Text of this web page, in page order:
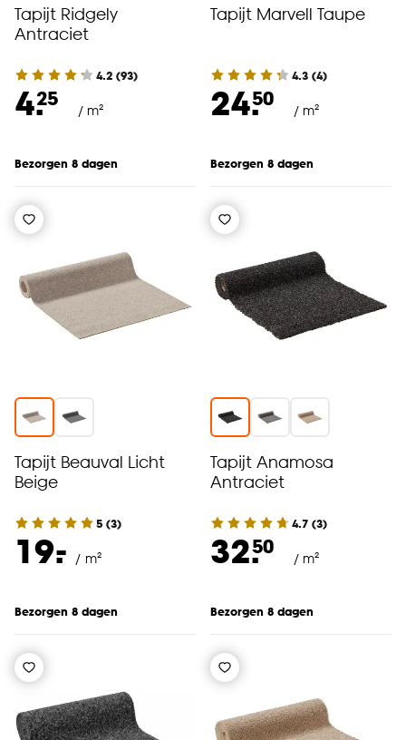
Tapijt Ridgely
Antraciet
4.2 (93)
4.25
/ m²
Bezorgen 8 dagen
Tapijt Marvell Taupe
4.3 (4)
24.50
/ m²
Bezorgen 8 dagen
Tapijt Beauval Licht
Beige
5 (3)
19.
- / m²
Bezorgen 8 dagen
Tapijt Anamosa
Antraciet
4.7 (3)
32.50
/ m²
Bezorgen 8 dagen